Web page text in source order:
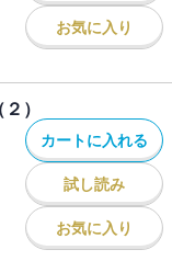
お気に入り
）
カートに入れる
試し読み
お気に入り